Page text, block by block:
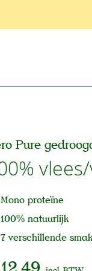
Pure
Mono proteïne
100% natuurlijk
7 verschillende